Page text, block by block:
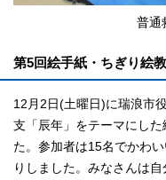
普通
第5回絵手紙・ちぎり絵
12月2日(土曜日)に瑞浪市
支「辰年」をテーマにし
た。参加者は15名でかわ
りしました。みなさんは